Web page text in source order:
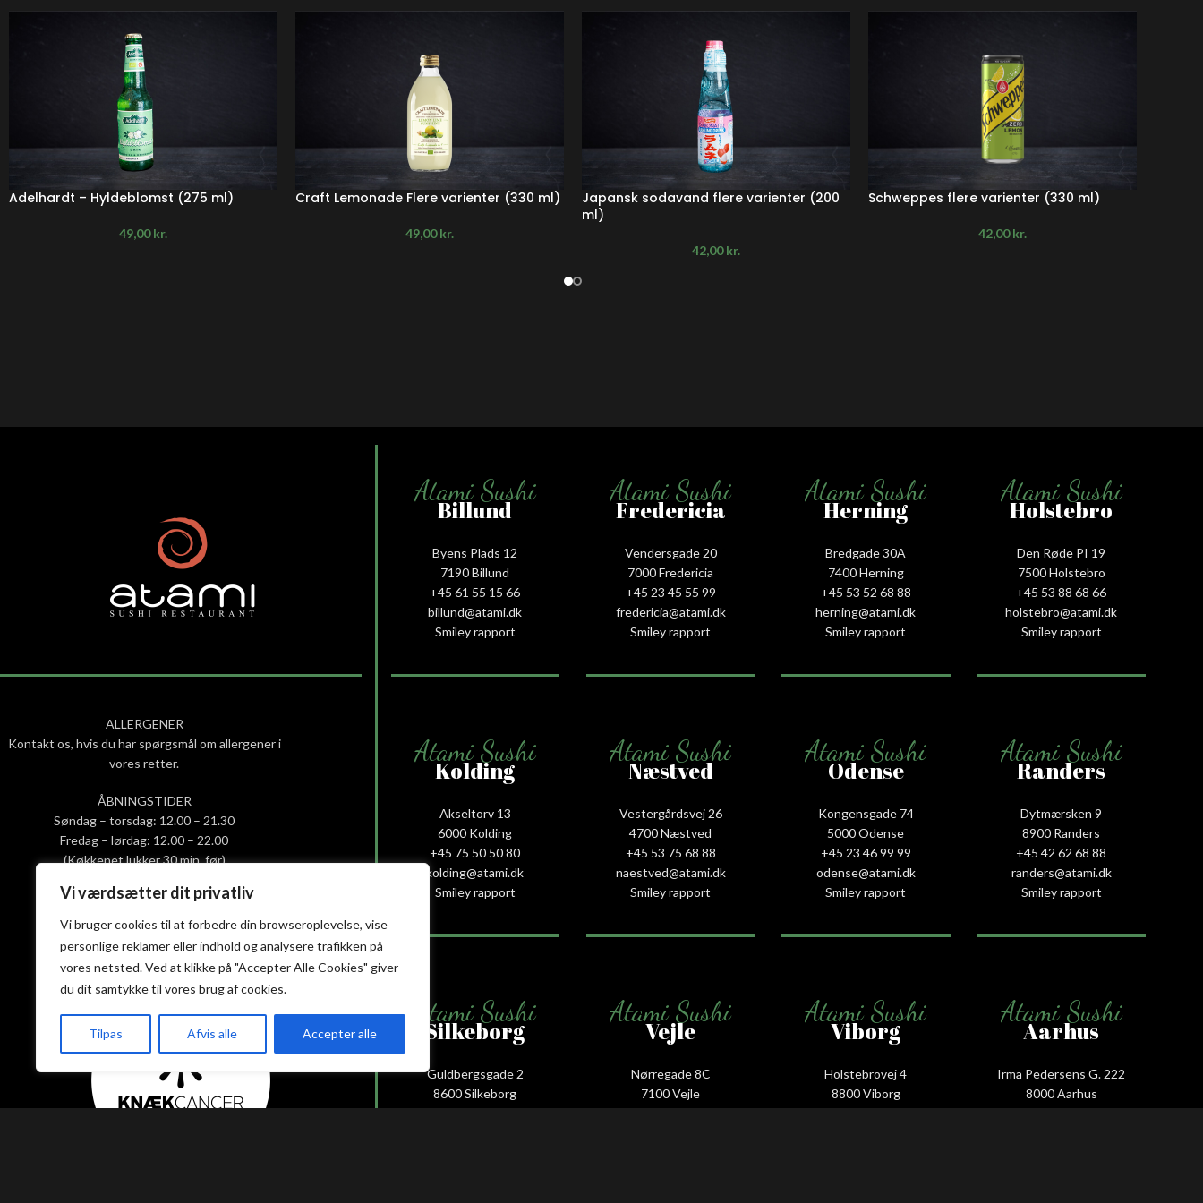
Vi værdsætter dit privatliv
Vi bruger cookies til at forbedre din browseroplevelse, vise
personlige reklamer eller indhold og analysere trafikken på
vores netsted. Ved at klikke på "Accepter Alle Cookies" giver
du dit samtykke til vores brug af cookies.
Tilpas Afvis alle Accepter alle
Adelhardt – Hyldeblomst (275 ml)
49,00kr.
Craft Lemonade Flere varienter (330 ml)
49,00kr.
Japansk sodavand flere varienter (200
ml)
42,00kr.
Schweppes flere varienter (330 ml)
42,00kr.
ALLERGENER
Kontakt os, hvis du har spørgsmål om allergener i
vores retter.
ÅBNINGSTIDER
Søndag – torsdag: 12.00 – 21.30
Fredag – lørdag: 12.00 – 22.00
(Køkkenet lukker 30 min. før)
Privatlivs- og cookiepolitik
Handelsbetingelser
Atami Sushi
Billund
Byens Plads 12
7190 Billund
+45 61 55 15 66‬
billund@atami.dk
Smiley rapport
Atami Sushi
Fredericia
Vendersgade 20
7000 Fredericia
+45 23 45 55 99
fredericia@atami.dk
Smiley rapport
Atami Sushi
Herning
Bredgade 30A
7400 Herning
+45 53 52 68 88
herning@atami.dk
Smiley rapport
Atami Sushi
Holstebro
Den Røde PI 19
7500 Holstebro
+45 53 88 68 66
holstebro@atami.dk
Smiley rapport
Atami Sushi
Kolding
Akseltorv 13
6000 Kolding
+45 75 50 50 80
kolding@atami.dk
Smiley rapport
Atami Sushi
Næstved
Vestergårdsvej 26
4700 Næstved
+45 53 75 68 88
naestved@atami.dk
Smiley rapport
Atami Sushi
Odense
Kongensgade 74
5000 Odense
+45 23 46 99 99
odense@atami.dk
Smiley rapport
Atami Sushi
Randers
Dytmærsken 9
8900 Randers
+45 42 62 68 88
randers@atami.dk
Smiley rapport
Atami Sushi
Silkeborg
Guldbergsgade 2
8600 Silkeborg
+45 53 66 58 88
Atami Sushi
Vejle
Nørregade 8C
7100 Vejle
+45 75 88 55 55
Atami Sushi
Viborg
Holstebrovej 4
8800 Viborg
+45 53 58 00 88
Atami Sushi
Aarhus
Irma Pedersens G. 222
8000 Aarhus
+45 31 16 68 88